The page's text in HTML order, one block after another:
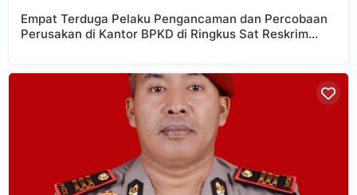
Empat Terduga Pelaku Pengancaman dan Percobaan
Perusakan di Kantor BPKD di Ringkus Sat Reskrim